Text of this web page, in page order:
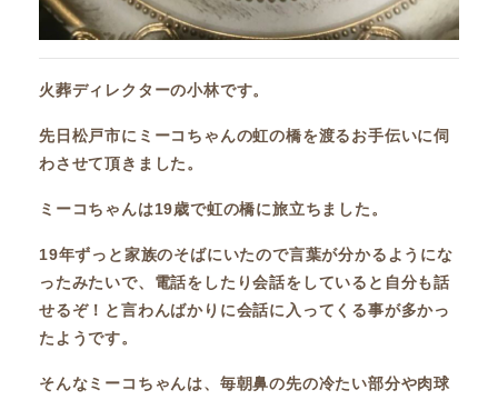
火葬ディレクターの小林です。
先日松戸市にミーコちゃんの虹の橋を渡るお手伝いに伺
わさせて頂きました。
ミーコちゃんは19歳で虹の橋に旅立ちました。
19年ずっと家族のそばにいたので言葉が分かるようにな
ったみたいで、電話をしたり会話をしていると自分も話
せるぞ！と言わんばかりに会話に入ってくる事が多かっ
たようです。
そんなミーコちゃんは、毎朝鼻の先の冷たい部分や肉球